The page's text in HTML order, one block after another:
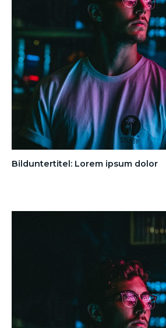
Bilduntertitel: Lorem ipsum dolor